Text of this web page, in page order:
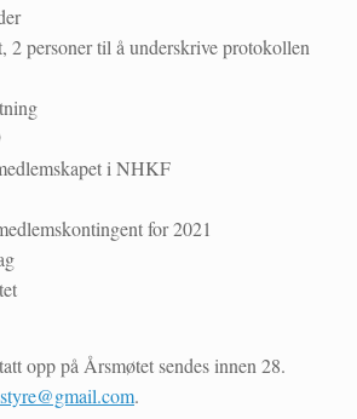
2 personer til å underskrive protokollen
i NHKF
for 2021
opp på Årsmøtet sendes innen 28.
.